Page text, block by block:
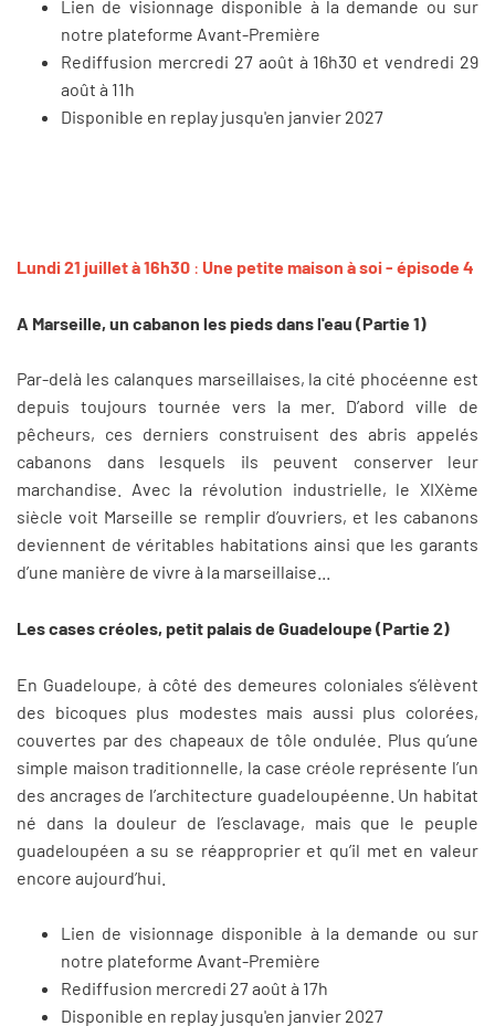
Lien de visionnage disponible à la demande ou sur
notre plateforme Avant-Première
Rediffusion mercredi 27 août à 16h30 et vendredi 29
août à 11h
Disponible en replay jusqu'en janvier 2027
Lundi 21 juillet à 16h30 : Une petite maison à soi - épisode 4
A Marseille, un cabanon les pieds dans l'eau (Partie 1)
Par-delà les calanques marseillaises, la cité phocéenne est
depuis toujours tournée vers la mer. D’abord ville de
pêcheurs, ces derniers construisent des abris appelés
cabanons dans lesquels ils peuvent conserver leur
marchandise. Avec la révolution industrielle, le XIXème
siècle voit Marseille se remplir d’ouvriers, et les cabanons
deviennent de véritables habitations ainsi que les garants
d’une manière de vivre à la marseillaise...
Les cases créoles, petit palais de Guadeloupe (Partie 2)
En Guadeloupe, à côté des demeures coloniales s’élèvent
des bicoques plus modestes mais aussi plus colorées,
couvertes par des chapeaux de tôle ondulée. Plus qu’une
simple maison traditionnelle, la case créole représente l’un
des ancrages de l’architecture guadeloupéenne. Un habitat
né dans la douleur de l’esclavage, mais que le peuple
guadeloupéen a su se réapproprier et qu’il met en valeur
encore aujourd’hui.
Lien de visionnage disponible à la demande ou sur
notre plateforme Avant-Première
Rediffusion mercredi 27 août à 17h
Disponible en replay jusqu'en janvier 2027